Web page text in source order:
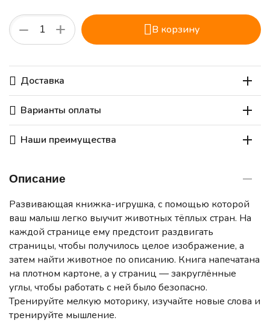
+
− В корзину
Доставка
Варианты оплаты
Наши преимущества
Описание
Развивающая книжка-игрушка, с помощью которой
ваш малыш легко выучит животных тёплых стран. На
каждой странице ему предстоит раздвигать
страницы, чтобы получилось целое изображение, а
затем найти животное по описанию. Книга напечатана
на плотном картоне, а у страниц — закруглённые
углы, чтобы работать с ней было безопасно.
Тренируйте мелкую моторику, изучайте новые слова и
тренируйте мышление.